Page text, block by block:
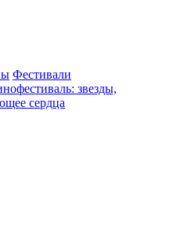
Фестивали
звезды,
сердца